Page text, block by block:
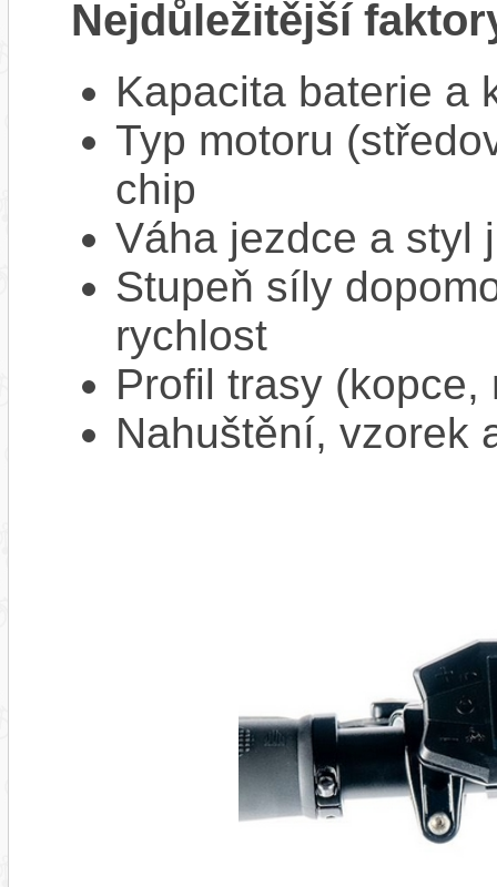
Nejdůležitější
Kapacita baterie a
Typ motoru
chip
Váha jezdce a styl
Stupeň síly
rychlost
Profil trasy
Nahuštění, vzorek